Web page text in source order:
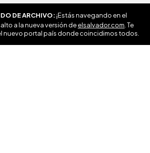
DE ARCHIVO:¡Estás navegando en el
a la nueva versión deelsalvador.com . Te
nuevo portal país donde coincidimos todos.